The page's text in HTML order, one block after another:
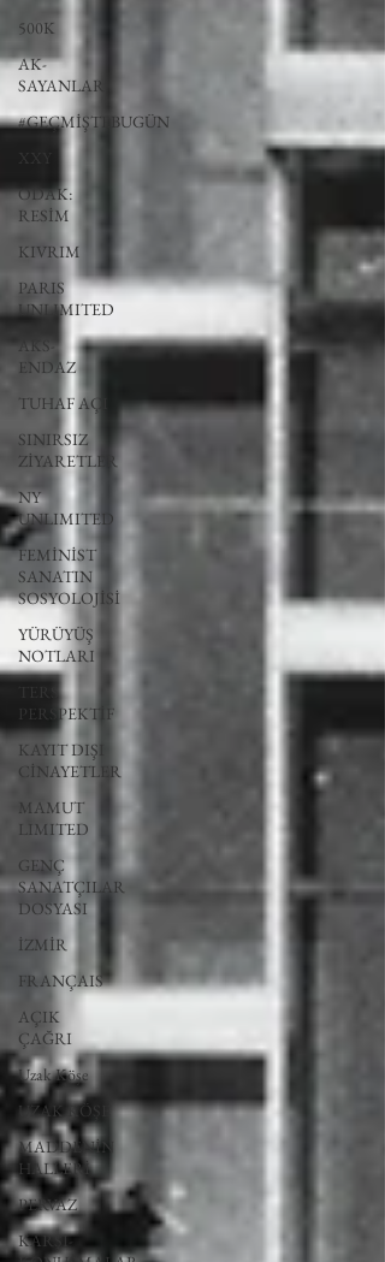
500K
AK-
SAYANLAR
#GEÇMİŞTEBUGÜN
ODAK:
RESİM
KIVRIM
PARIS
UNLIMITED
AKS-
ENDAZ
TUHAF AÇI
SINIRSIZ
ZİYARETLER
NY
UNLIMITED
FEMİNİST
SANATIN
SOSYOLOJİSİ
YÜRÜYÜŞ
NOTLARI
PERSPEKTİF
KAYIT DIŞI
CİNAYETLER
MAMUT
LIMITED
GENÇ
SANATÇILAR
DOSYASI
İZMİR
FRANÇAIS
AÇIK
ÇAĞRI
Uzak Köşe
UZAK KÖŞE
MADDENİN
HALLERİ
PERVAZ
KARŞI-